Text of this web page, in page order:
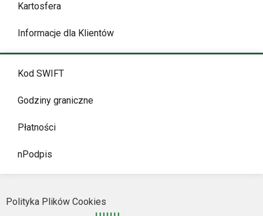
Kartosfera
Informacje dla Klientów
Kod SWIFT
Godziny graniczne
Płatności
nPodpis
Polityka Plików Cookies